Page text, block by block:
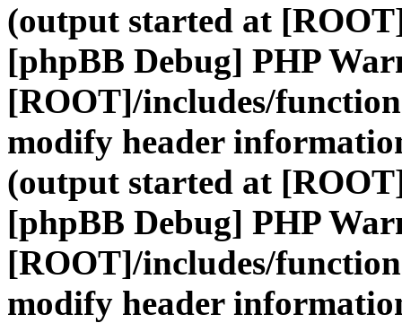
(output started at
[phpBB Debug] PHP
[ROOT]/includes/
modify header
(output started at
[phpBB Debug] PHP
[ROOT]/includes/
modify header